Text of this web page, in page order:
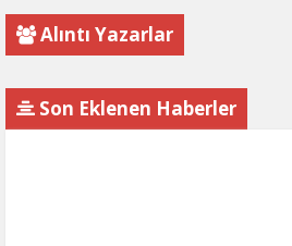
Alıntı Yazarlar
Son Eklenen Haberler